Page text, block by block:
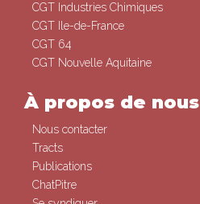
CGT Industries Chimiques
CGT Ile-de-France
CGT 64
CGT Nouvelle Aquitaine
À propos de nous
Nous contacter
Tracts
Publications
ChatPitre